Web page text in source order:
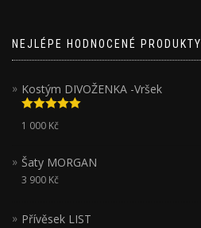
NEJLÉPE HODNOCENÉ PRODUKTY
Kostým DIVOŽENKA -Vršek
Hodnocení
5.00z 5
1 000 Kč
Šaty MORGAN
3 900 Kč
Přívěsek LIST